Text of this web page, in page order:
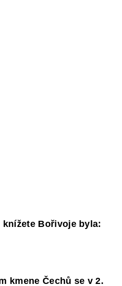
knížete Bořivoje byla:
kmene Čechů se v 2.